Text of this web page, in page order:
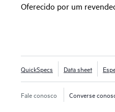
As SSDs HPE NVMe de alto
transferências de dados do
banda do PCIe Gen4 em
cargas de trabalho com
cache de leitura, servidores
Oferecido por um
QuickSpecs Data sheet
Fale conosco Converse